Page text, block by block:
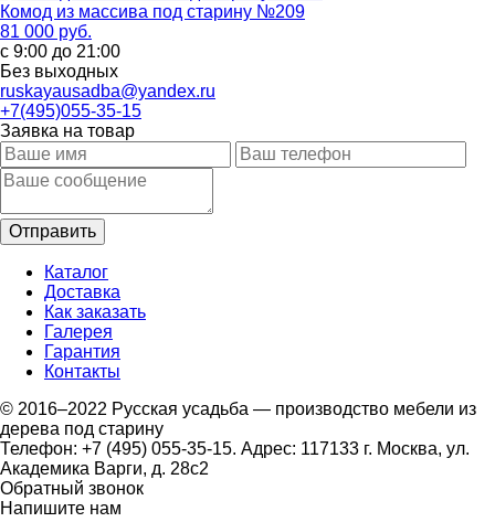
Комод из массива под старину №209
81 000 руб.
с 9:00 до 21:00
Без выходных
ruskayausadba@yandex.ru
+7(495)055-35-15
Заявка на товар
Каталог
Доставка
Как заказать
Галерея
Гарантия
Контакты
© 2016–2022 Русская усадьба — производство мебели из
дерева под старину
Телефон: +7 (495) 055-35-15. Адрес: 117133 г. Москва, ул.
Академика Варги, д. 28с2
Обратный звонок
Напишите нам